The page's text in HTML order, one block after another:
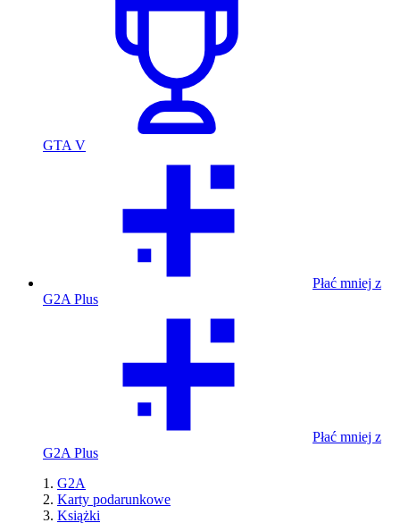
GTA V
Płać mniej z
G2A Plus
Płać mniej z
G2A Plus
G2A
Karty podarunkowe
Książki